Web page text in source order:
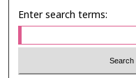
Enter search terms: